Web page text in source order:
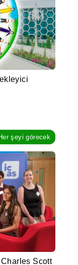
şeyi görecek
Scott